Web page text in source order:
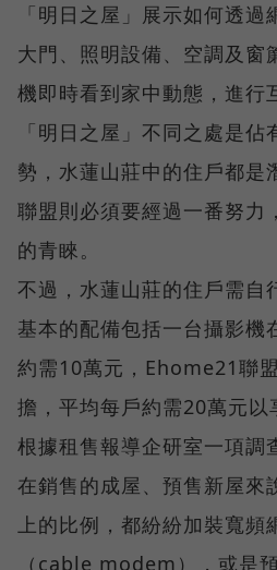
「明日之屋」展示如何透
大門、照明設備、空調及窗
機即時看到家中動態，進行
「明日之屋」不同之處是
勢，水蓮山莊中的住戶都是
聯盟則必須要經過一番努力
的青睞。
不過，水蓮山莊的住戶需自
基本的配備包括一台攝影機
約需10萬元，Ehome21聯
擔，平均每戶約需20萬元以
根據租售報導企研室一項調
在銷售的成屋、預售新屋來
上的比例，都紛紛加裝寬頻
（cable modem），或是預